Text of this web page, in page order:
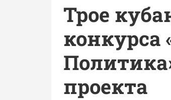
Трое
конкурса
проекта